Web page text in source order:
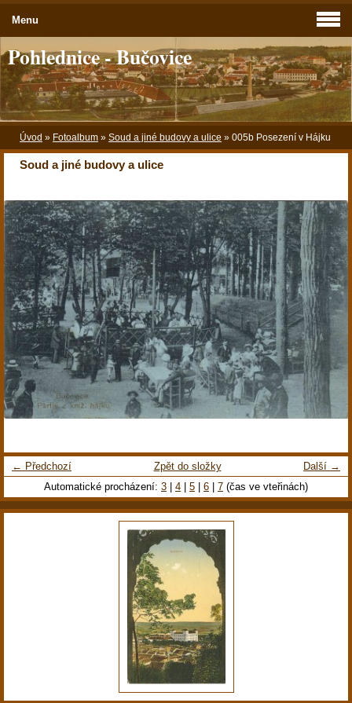
Pohlednice - Bučovice
Úvod » Fotoalbum » Soud a jiné budovy a ulice » 005b Posezení v Hájku
Soud a jiné budovy a ulice
← Předchozí Další →
Zpět do složky
Automatické procházení: 3 4 5 6 7 (čas ve vteřinách)
Menu